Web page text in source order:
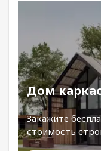
Дом
Закажите
стоимость